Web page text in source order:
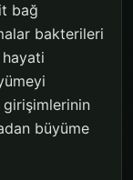
bağ
bakterileri
büyüme